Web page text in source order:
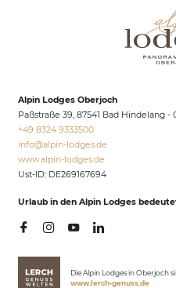
Alpin Lodges Oberjoch
Paßstraße 39, 87541 Bad Hindelang -
+49 8324 9333500
info@alpin-lodges.de
www.alpin-lodges.de
Ust-ID: DE269167694
Urlaub in den Alpin Lodges
Die Alpin Lodges in Oberjoch
www.lerch-genuss.de